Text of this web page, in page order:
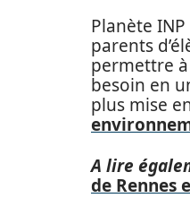
Planète
parents
permettre
besoin en
plus mise
A lire
de Rennes